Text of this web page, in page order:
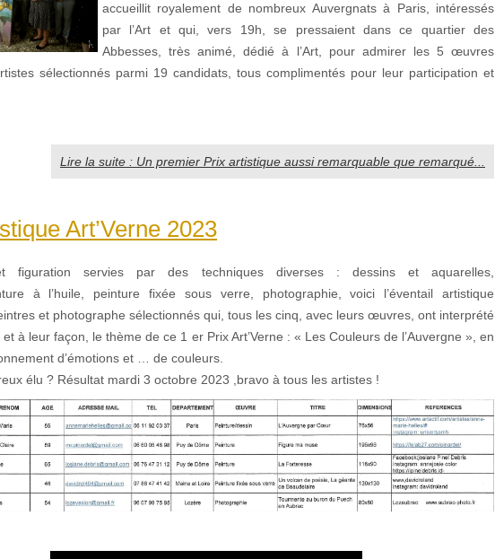
accueillit royalement de nombreux Auvergnats à Paris, intéressés
par l’Art et qui, vers 19h, se pressaient dans ce quartier des
Abbesses, très animé, dédié à l’Art, pour admirer les 5 œuvres
sélectionnés parmi 19 candidats, tous complimentés pour leur participation et
Lire la suite : Un premier Prix artistique aussi remarquable que remarqué...
Art’Verne 2023
figuration servies par des techniques diverses : dessins et aquarelles,
à l’huile, peinture fixée sous verre, photographie, voici l’éventail artistique
et photographe sélectionnés qui, tous les cinq, avec leurs œuvres, ont interprété
à leur façon, le thème de ce 1 er Prix Art’Verne : « Les Couleurs de l’Auvergne », en
d’émotions et … de couleurs.
élu ? Résultat mardi 3 octobre 2023 ,bravo à tous les artistes !